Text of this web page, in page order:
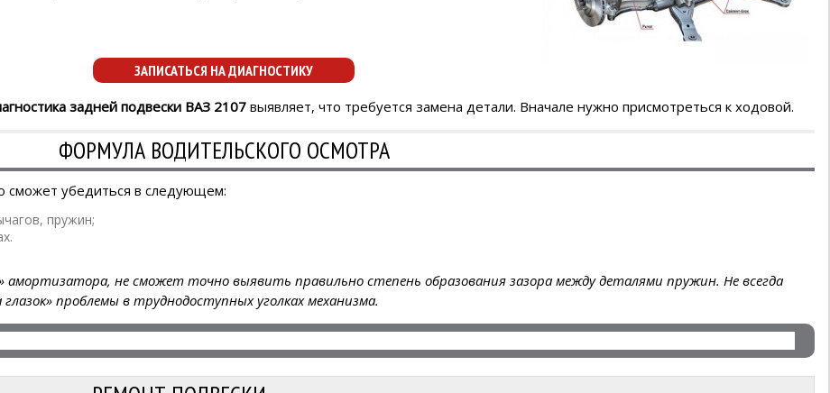
ЗАПИСАТЬСЯ НА ДИАГНОСТИКУ
задней подвески ВАЗ 2107 выявляет, что требуется замена детали. Вначале нужно присмотреться к ходовой.
ФОРМУЛА ВОДИТЕЛЬСКОГО ОСМОТРА
сможет убедиться в следующем:
пружин;
не сможет точно выявить правильно степень образования зазора между деталями пружин. Не всегда
проблемы в труднодоступных уголках механизма.